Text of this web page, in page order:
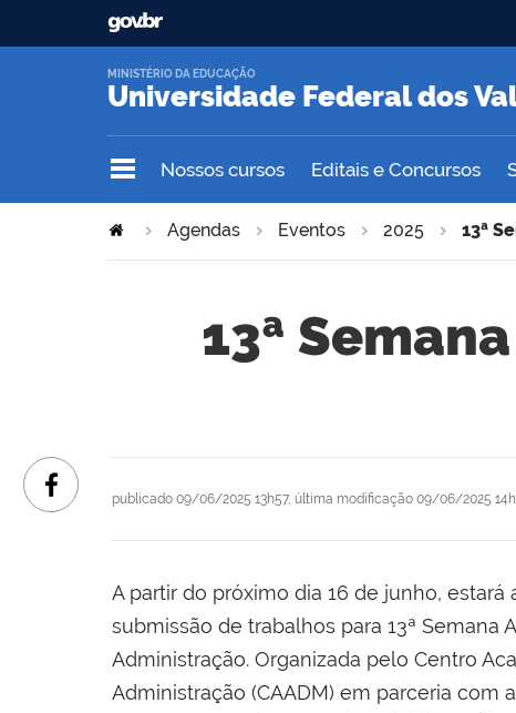
Universidade Federal dos
MINISTÉRIO DA EDUCAÇÃO
Nossos cursos Editais e Concursos
Agendas Eventos 2025 13ª
13ª
publicado 09/06/2025 13h57, última modificação 09/06/2025
A partir do próximo dia 16 de junho, estará
submissão de trabalhos para 13ª Semana
Administração. Organizada pelo Centro
Administração (CAADM) em parceria com